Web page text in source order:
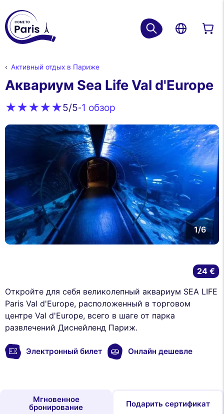
Активный отдых в Париже
Аквариум Sea Life Val d'Europe
5/5-1 обзор
1/6
Откройте для себя великолепный аквариум SEA LIFE
Paris Val d'Europe, расположенный в торговом
центре Val d'Europe, всего в шаге от парка
развлечений Диснейленд Париж.
Электронный билет Онлайн дешевле
24 €
Мгновенное
бронирование
Подарить сертификат